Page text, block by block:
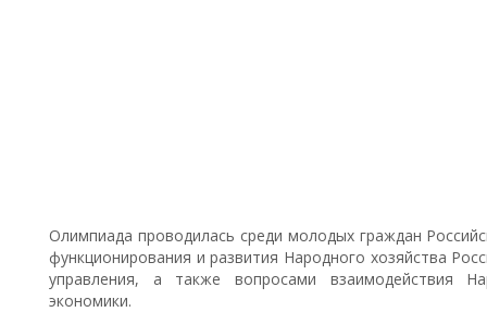
Олимпиада проводилась среди молодых граждан
функционирования и развития Народного хозяйства
управления, а также вопросами взаимодействия
экономики.